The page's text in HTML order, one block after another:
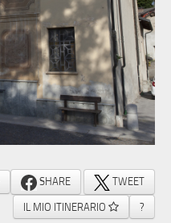
SHARE
TWEET
IL MIO ITINERARIO
?